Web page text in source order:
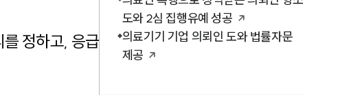
정하고, 응급
도와 2심 집행유예 성공
의료기기 기업 의뢰인 도와 법률자문
제공